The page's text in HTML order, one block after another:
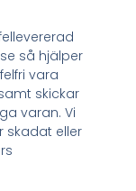
så hjälper
vara
skickar
varan. Vi
skadat eller